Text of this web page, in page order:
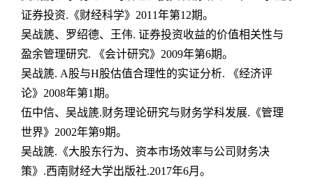
证券投资. 《财经科学》 2011年第12期。
吴战篪、罗绍德、王伟. 证券投资收益的价值相关性与
盈余管理研究. 《会计研究》 2009年第6期。
吴战篪. A股与H股估值合理性的实证分析.
《经济评
论》 2008年第1期。
伍中信、吴战篪.财务理论研究与财务学科发展. 《管理
世界》 2002年第9期。
吴战篪. 《大股东行为、资本市场效率与公司财务决
策》 .西南财经大学出版社.2017年6月。